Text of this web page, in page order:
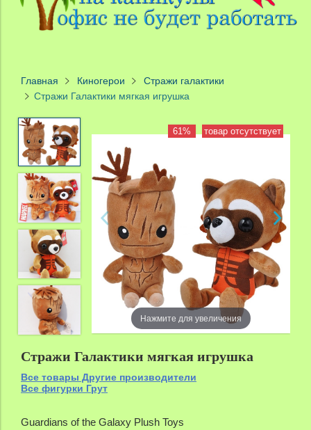
Главная Киногерои
Стражи галактики
Стражи Галактики мягкая игрушка
61% товар отсутствует
Нажмите для увеличения
Стражи Галактики мягкая игрушка
Все товары Другие производители
Все фигурки Грут
Guardians of the Galaxy Plush Toys